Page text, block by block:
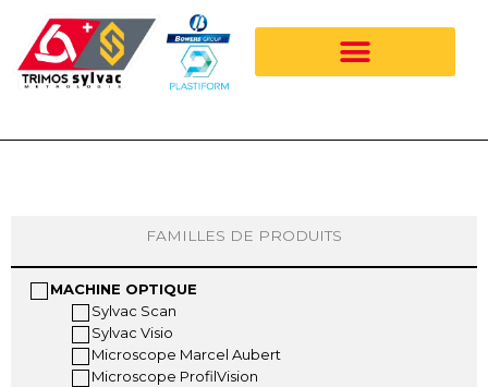
contenu
FAMILLES DE PRODUITS
MACHINE OPTIQUE
Sylvac Scan
Sylvac Visio
Microscope Marcel Aubert
Microscope ProfilVision